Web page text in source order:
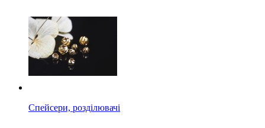
Спейсери, розділювачі